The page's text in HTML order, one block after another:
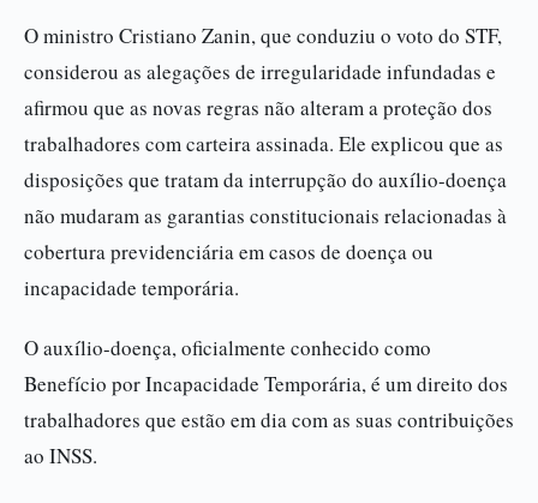
O ministro Cristiano Zanin, que conduziu o voto do STF,
considerou as alegações de irregularidade infundadas e
afirmou que as novas regras não alteram a proteção dos
trabalhadores com carteira assinada. Ele explicou que as
disposições que tratam da interrupção do auxílio-doença
não mudaram as garantias constitucionais relacionadas à
cobertura previdenciária em casos de doença ou
incapacidade temporária.
O auxílio-doença, oficialmente conhecido como
Benefício por Incapacidade Temporária, é um direito dos
trabalhadores que estão em dia com as suas contribuições
ao INSS.